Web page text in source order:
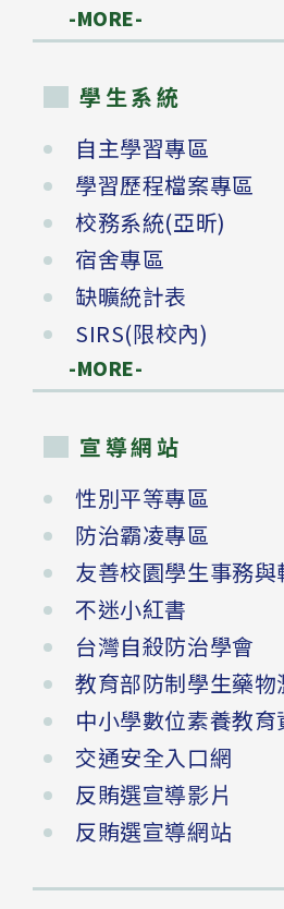
-MORE-
學生系統
自主學習專區
學習歷程檔案專區
校務系統(亞昕)
宿舍專區
缺曠統計表
SIRS(限校內)
-MORE-
宣導網站
性別平等專區
防治霸凌專區
友善校園學生事務
不迷小紅書
台灣自殺防治學會
教育部防制學生藥物
中小學數位素養教育
交通安全入口網
反賄選宣導影片
反賄選宣導網站